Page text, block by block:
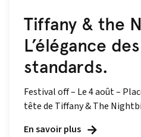
Tiffany & the
L’élégance
standards.
Festival off – Le 4 août –
tête de Tiffany & The
En savoir plus